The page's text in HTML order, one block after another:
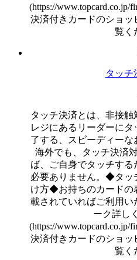
(https://www.topcard.co.jp/
決済付きカードのショ
覧く
タッチ
タッチ決済とは、非接触
レジにあるリーダーに
了する、スピーディー
海外でも、タッチ決済
ば、ご自身でタッチす
必要ありません。◆タッ
け方◆お持ちのカードの
載されていればご利用
ーク詳し
(https://www.topcard.co.jp/
決済付きカードのショ
覧く